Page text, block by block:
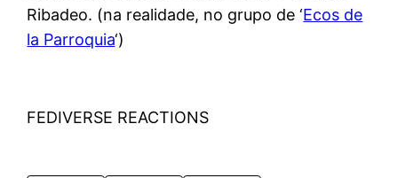
Ribadeo. (na realidade, no grupo de ‘Ecos de
la Parroquia‘)
FEDIVERSE REACTIONS